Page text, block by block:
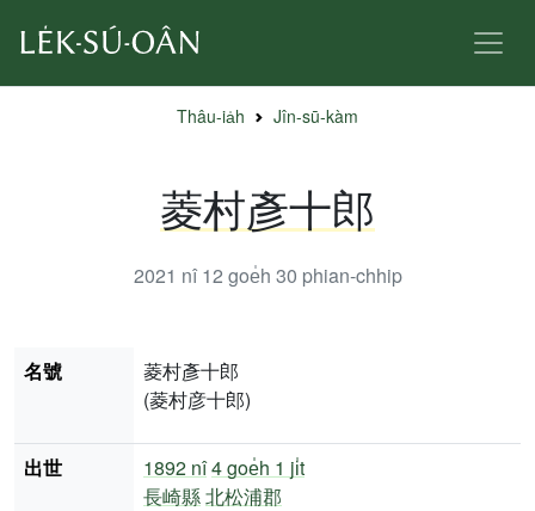
Thâu-ia̍h Jîn-sū-kàm
菱村彥十郎
2021 nî 12 goe̍h 30 phian-chhip
名號
菱村彥十郎
(菱村彦十郎)
出世 1892 nî4 goe̍h 1 ji̍t
長崎縣北松浦郡